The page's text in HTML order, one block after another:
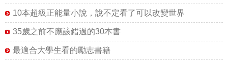
10本超級正能量小說，說不定看了可以改變世界
35歲之前不應該錯過的30本書
最適合大學生看的勵志書籍